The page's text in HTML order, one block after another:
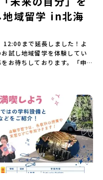
松浦郡有田町）※地域みらい
ハウス）です。※1室1名で
料※旅行代金に含まれる費
：・宿泊費（1泊分）・プロ
一部の食事代*以下の費用は
での往復交通費・お土産代
用【募集人数】最大5名（お
参加者決定】お申し込み多
落結果をご連絡いたしま
：00 から 5月21日(木)
える！「おためし地域留学」
を詳しく知りたい方や、お
でのオンライン配信を行い
、以下の2つのステップをご
イン説明会〜まずは「おため
20以上の地域から選んで参
や魅力について、説明会を
たり、保護者様が特に気に
制」についても詳しく解説
されている地域で、義経を
民族と日本の歴史を交差す
地で育まれた「アイヌ文
中心とした北部周辺で、先
切に育まれてきた文化で
ヌ語」や、自然界のあらゆ
」、祭りや家庭での行事な
による刺繍（ししゅう）、
存在します。アイヌ文化で
然のチカラ、暮らしの道具
ているものを「カムイ」と
てくれているもの、例え
い火、水、風、そして雄大
この文化と精神性をテーマ
」は、累計3000万部以上販
されるなど注目を集めてい
化に触れることのできる
アイヌの家や暮らし、食な
で味わってみてください
地域留学 in北海
12:00まで延長しました！よ
試し地域留学を体験してい
お待ちしております。「申
という方も、この機会にぜ
より締め切りを早める場合
さい！-------------------------
大72万／💡北海道の高校留
に向かって一歩踏み出す、あ
こちらから------------------
ーーーーーーーーーーー
・宿泊費が無料！＞民間ロ
！ 北海道の「宇宙版シリコ
クノロジーとどこまでも続
元以外の地域の暮らしが気
分の進学や将来の可能性を